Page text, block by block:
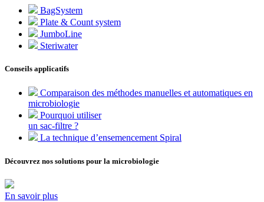
BagSystem
Plate & Count system
JumboLine
Steriwater
Conseils applicatifs
Comparaison des méthodes manuelles et automatiques en
microbiologie
Pourquoi utiliser
un sac-filtre ?
La technique d’ensemencement Spiral
Découvrez nos solutions pour la microbiologie
En savoir plus